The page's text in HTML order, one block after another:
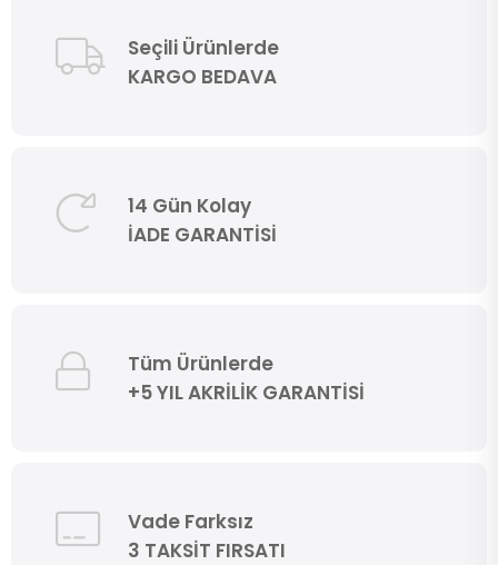
Seçili Ürünlerde
KARGO BEDAVA
14 Gün Kolay
İADE GARANTİSİ
Tüm Ürünlerde
+5 YIL AKRİLİK GARANTİSİ
Vade Farksız
3 TAKSİT FIRSATI